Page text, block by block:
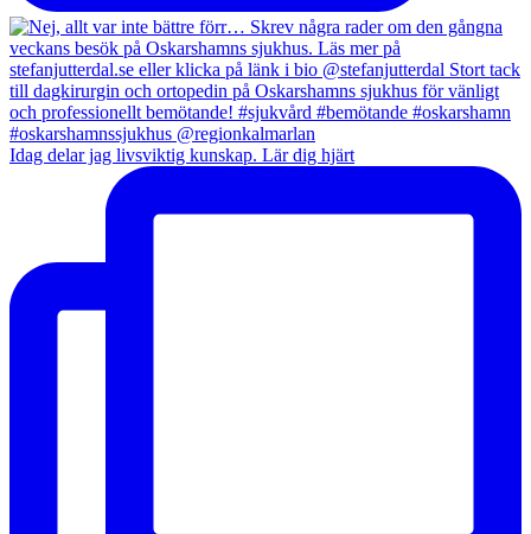
Idag delar jag livsviktig kunskap. Lär dig hjärt